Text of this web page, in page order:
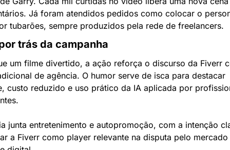
Já foram atendidos pedidos como colocar o
tubarões, sempre produzidos pela rede de freelancers.
trás da campanha
um filme divertido, a ação reforça o discurso da Fiverr
de agência. O humor serve de isca para destacar
custo reduzido e uso prático da IA aplicada por
junta entretenimento e autopromoção, com a intenção
a Fiverr como player relevante na disputa pelo mercado